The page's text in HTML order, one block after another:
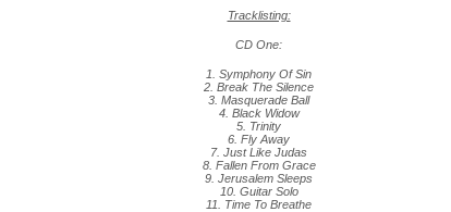
Tracklisting:
CD One:
1. Symphony Of Sin
2. Break The Silence
3. Masquerade Ball
4. Black Widow
5. Trinity
6. Fly Away
7. Just Like Judas
8. Fallen From Grace
9. Jerusalem Sleeps
10. Guitar Solo
11. Time To Breathe